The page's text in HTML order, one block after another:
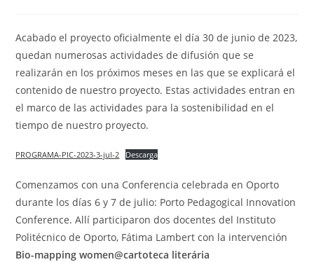
entrada:
entrada:
Acabado el proyecto oficialmente el día 30 de junio de 2023,
quedan numerosas actividades de difusión que se
realizarán en los próximos meses en las que se explicará el
contenido de nuestro proyecto. Estas actividades entran en
el marco de las actividades para la sostenibilidad en el
tiempo de nuestro proyecto.
PROGRAMA-PIC-2023-3-jul-2 Descarga
Comenzamos con una Conferencia celebrada en Oporto
durante los días 6 y 7 de julio: Porto Pedagogical Innovation
Conference. Allí participaron dos docentes del Instituto
Politécnico de Oporto, Fátima Lambert con la intervención
Bio-mapping women@cartoteca literária